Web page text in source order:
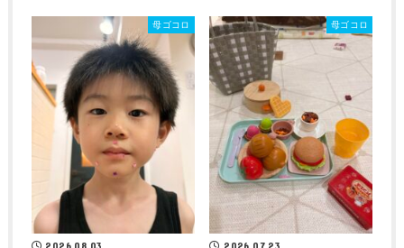
母ゴコロ 母ゴコロ